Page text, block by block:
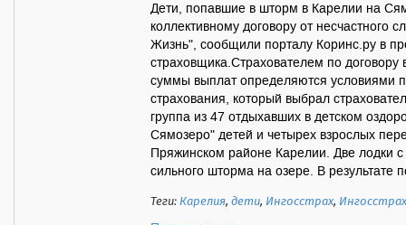
Дети, попавшие в шторм в Карелии на
коллективному договору от несчастного
Жизнь", сообщили порталу Коринс.ру в
страховщика.Страхователем по
суммы выплат определяются условиями
страхования, который выбрал
группа из 47 отдыхавших в детском
Сямозеро" детей и четырех взрослых
Пряжинском районе Карелии. Две лодки
сильного шторма на озере. В результате
Теги:Карелия,дети, Ингосстрах,